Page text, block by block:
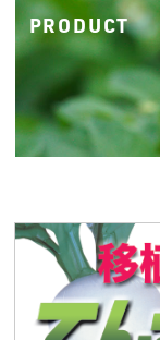
PRODUCT